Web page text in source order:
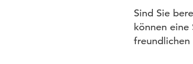
Sind Sie
können
freundlichen